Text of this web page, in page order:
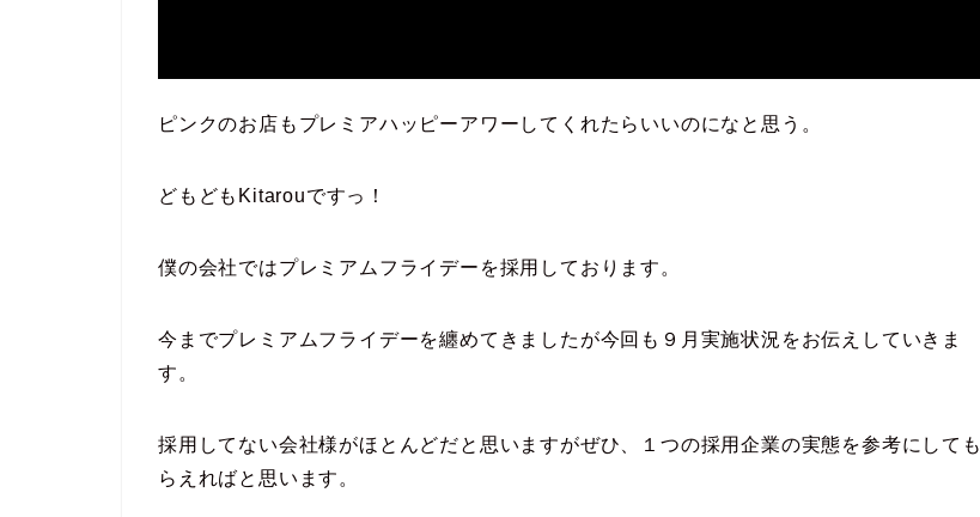
ピンクのお店もプレミアハッピーアワーしてくれたらいいのになと思う。
どもどもKitarouですっ！
僕の会社ではプレミアムフライデーを採用しております。
今までプレミアムフライデーを纏めてきましたが今回も９月実施状況をお伝えしていきま
す。
採用してない会社様がほとんどだと思いますがぜひ、１つの採用企業の実態を参考にしても
らえればと思います。